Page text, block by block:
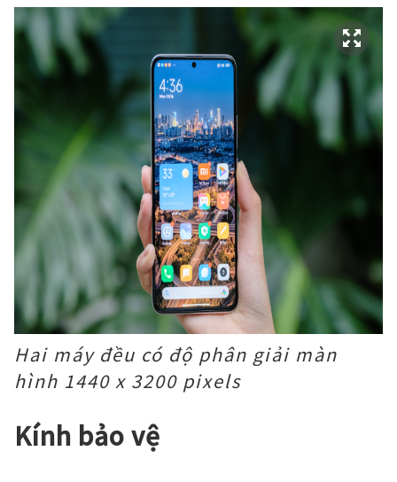
Hai máy đều có độ phân giải màn
hình 1440 x 3200 pixels
Kính bảo vệ